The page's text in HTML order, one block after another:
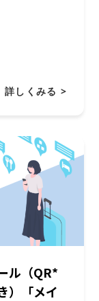
詳しくみる >
ル（QR*
）「メイ